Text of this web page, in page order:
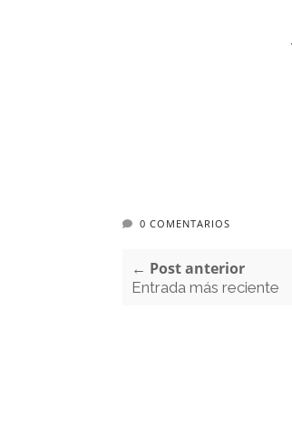
0 COMENTARIOS
← Post anterior
Entrada más reciente